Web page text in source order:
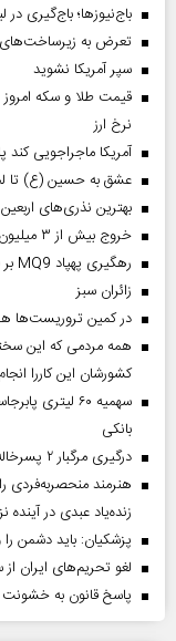
باج‌نیوزها؛ باج‌گیری
تعرض به زیرساخت‌های
سپر آمریکا نشوید
نرخ ارز
آمریکا ماجراجویی
عشق به حسین (ع) تا
بهترین نذری‌های
خروج بیش از ۳ میلیون زائر از تمام مرز‌های کشور
رهگیری پهپاد MQ9 بر فراز تنگه هرمز
‌زائران سبز
در کمین تروریست‌ها
همه مردمی که این
کشورشان این کاررا
سهمیه ۶۰
بانکی
درگیری مرگبار ۲ پسرخاله در پارک
زنده‌یاد عبدی در آینده
پزشکیان: باید دشمن را
لغو تحریم‌های ایران
پاسخ قانون به خشونت